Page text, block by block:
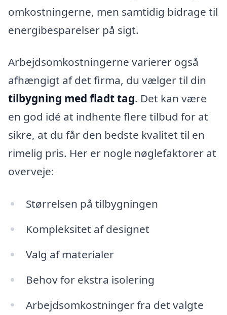
omkostningerne, men samtidig bidrage til
energibesparelser på sigt.
Arbejdsomkostningerne varierer også
afhængigt af det firma, du vælger til din
tilbygning med fladt tag. Det kan være
en god idé at indhente flere tilbud for at
sikre, at du får den bedste kvalitet til en
rimelig pris. Her er nogle nøglefaktorer at
overveje:
Størrelsen på tilbygningen
Kompleksitet af designet
Valg af materialer
Behov for ekstra isolering
Arbejdsomkostninger fra det valgte